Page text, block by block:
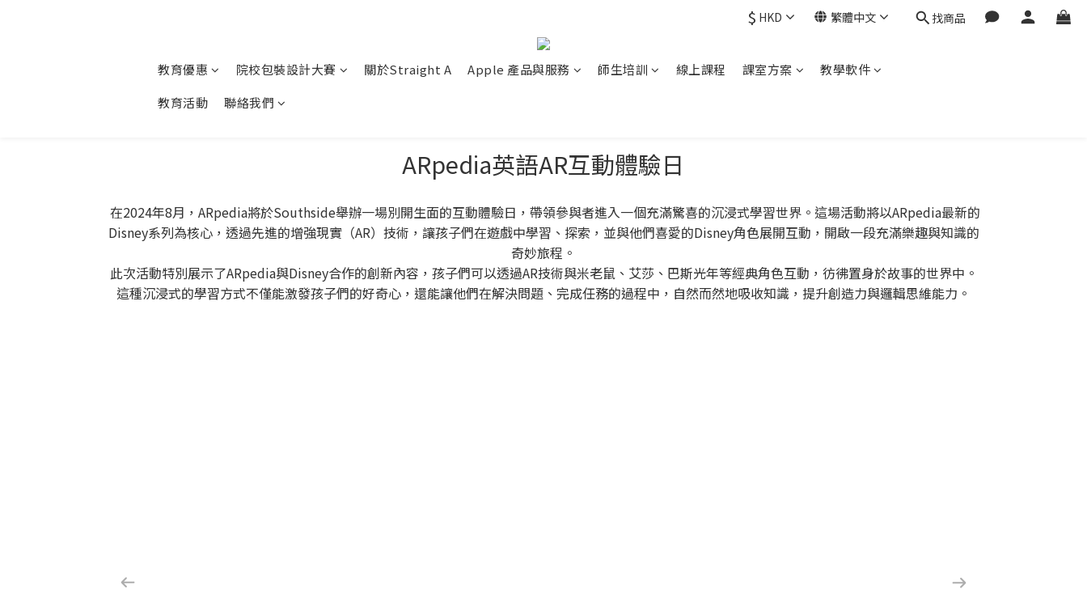
$ HKD 繁體中文 找商品
教育優惠 院校包裝設計大賽 關於Straight A Apple 產品與服務 師生培訓 線上課程 課室方案
教學軟件
教育活動
聯絡我們
ARpedia英語AR互動體驗日
在2024年8月，ARpedia將於Southside舉辦一場別開生面的互動體驗日，帶領參與者進入一個充滿驚喜的沉浸式學習世界。這場活動將以ARpedia最新的
Disney系列為核心，透過先進的增強現實（AR）技術，讓孩子們在遊戲中學習、探索，並與他們喜愛的Disney角色展開互動，開啟一段充滿樂趣與知識的
奇妙旅程。
此次活動特別展示了ARpedia與Disney合作的創新內容，孩子們可以透過AR技術與米老鼠、艾莎、巴斯光年等經典角色互動，彷彿置身於故事的世界中。
這種沉浸式的學習方式不僅能激發孩子們的好奇心，還能讓他們在解決問題、完成任務的過程中，自然而然地吸收知識，提升創造力與邏輯思維能力。